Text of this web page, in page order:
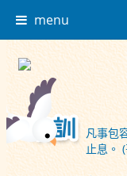
menu
凡事包
止息。